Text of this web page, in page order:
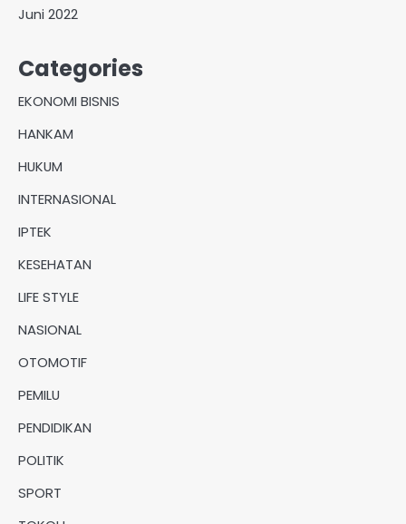
Juni 2022
Categories
EKONOMI BISNIS
HANKAM
HUKUM
INTERNASIONAL
IPTEK
KESEHATAN
LIFE STYLE
NASIONAL
OTOMOTIF
PEMILU
PENDIDIKAN
POLITIK
SPORT